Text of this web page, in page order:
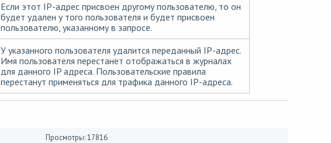
Если этот IP-адрес присвоен другому пользователю, то он
будет удален у того пользователя и будет присвоен
пользователю, указанному в запросе.
У указанного пользователя удалится переданный IP-адрес.
Имя пользователя перестанет отображаться в журналах
для данного IP адреса. Пользовательские правила
перестанут применяться для трафика данного IP-адреса.
Просмотры: 17816